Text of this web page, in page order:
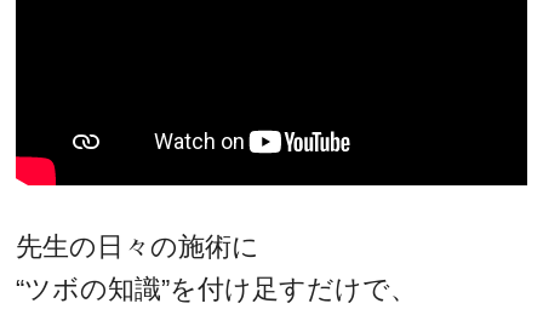
先生の日々の施術に
“ツボの知識”を付け足すだけで、